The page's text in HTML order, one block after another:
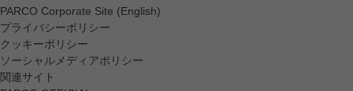
PARCO Corporate Site (English)
プライバシーポリシー
クッキーポリシー
ソーシャルメディアポリシー
関連サイト